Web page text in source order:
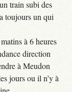
train subi des
toujours un qui
à 6 heures
direction
à Meudon
jours ou il n’y à